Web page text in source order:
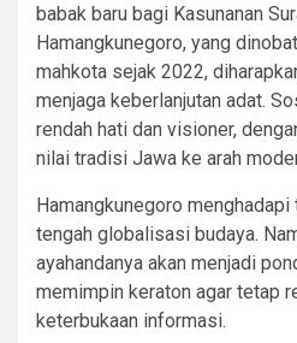
babak baru bagi Kasunanan
Hamangkunegoro, yang
mahkota sejak 2022,
menjaga keberlanjutan adat.
rendah hati dan visioner,
nilai tradisi Jawa ke arah
Hamangkunegoro
tengah globalisasi budaya.
ayahandanya akan menjadi
memimpin keraton agar tetap
keterbukaan informasi.